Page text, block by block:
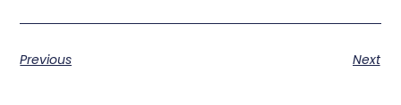
Previous Next